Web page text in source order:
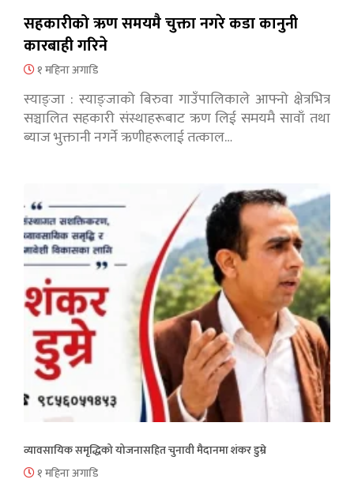
सहकारीको ऋण समयमै चुक्ता नगरे कडा कानुनी
कारबाही गरिने
१ महिना अगाडि
स्याङ्जा : स्याङ्जाको बिरुवा गाउँपालिकाले आफ्नो क्षेत्रभित्र
सञ्चालित सहकारी संस्थाहरूबाट ऋण लिई समयमै सावाँ तथा
ब्याज भुक्तानी नगर्ने ऋणीहरूलाई तत्काल…
व्यावसायिक समृद्धिको योजनासहित चुनावी मैदानमा शंकर डुम्रे
१ महिना अगाडि